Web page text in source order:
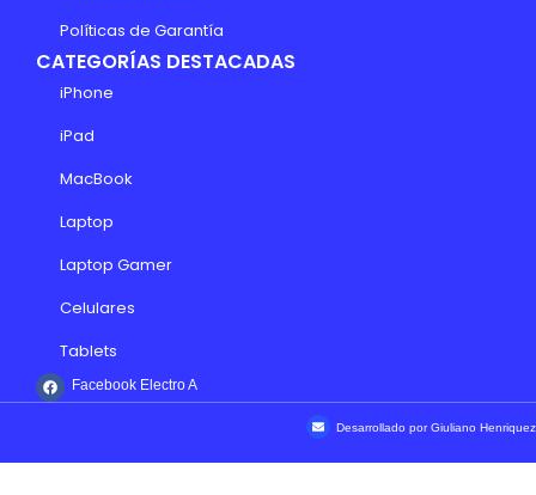
Políticas de Garantía
CATEGORÍAS DESTACADAS
iPhone
iPad
MacBook
Laptop
Laptop Gamer
Celulares
Tablets
Facebook Electro A
Desarrollado por Giuliano Henriquez